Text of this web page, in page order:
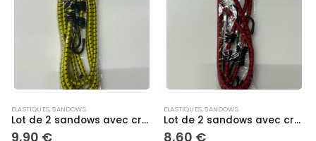
du
produit
ELASTIQUES,SANDOWS
Lot de 2 sandows avec crochets – Ø 10 mm – 100 cm
9,90 €
ELASTIQUES,SANDOWS
Lot de 2 sandows avec crochets – Ø 10 mm – 80 cm
8,60 €